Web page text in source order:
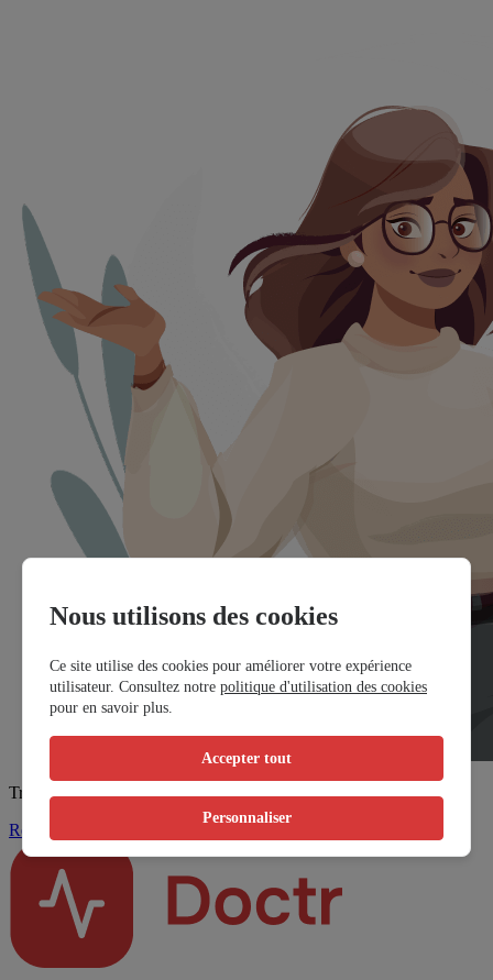
Trouvez un rendez-vous
Réserver maintenant
Nous utilisons des cookies
Ce site utilise des cookies pour améliorer votre expérience
utilisateur. Consultez notre politique d'utilisation des cookies
pour en savoir plus.
Accepter tout
Personnaliser